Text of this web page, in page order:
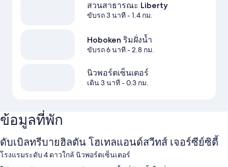
สวนสาธารณะ Liberty
ขับรถ 3 นาที- 1.4 กม.
Hoboken ริมฝั่งน้ำ
ขับรถ 6 นาที- 2.8 กม.
นิวพอร์ตเซ็นเตอร์
เดิน 3 นาที- 0.3 กม.
ข้อมูลที่พัก
ดับเบิลทรีบายฮิลตัน โฮเทลแอนด์สวีทส์ เจอร์ซีย์ซิตี้
โรงแรมระดับ 4 ดาวใกล้ นิวพอร์ตเซ็นเตอร์